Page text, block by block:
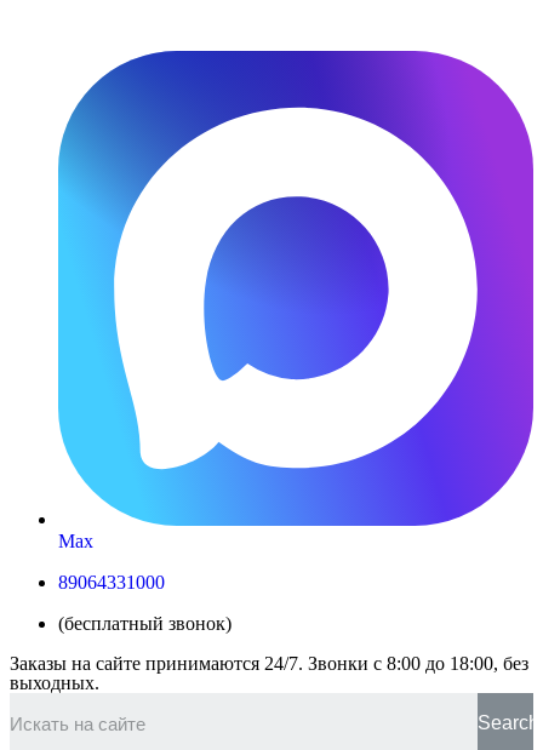
содержимому
Max
89064331000
(бесплатный звонок)
Заказы на сайте принимаются 24/7. Звонки c 8:00 до 18:00, без
выходных.
Search